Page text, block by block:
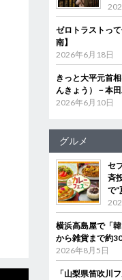
ゼロトラストっ
南】
2026年6月18日
きっと大平元首
んきょう）－本
2026年6月10日
グルメ
セ
斉
で“
横浜高島屋で「
から雑貨まで約
2026年8月5日
「山梨県笛吹川